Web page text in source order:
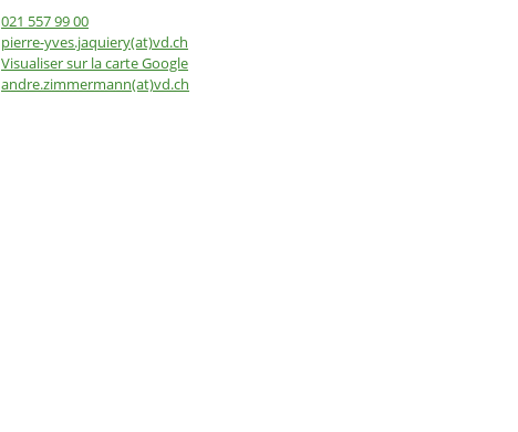
021 557 99 00
pierre-yves.jaquiery(at)vd.ch
Visualiser sur la carte Google
andre.zimmermann(at)vd.ch